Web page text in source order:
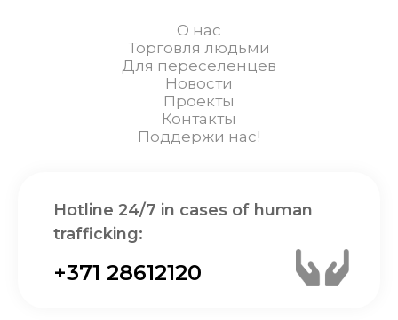
О нас
Торговля людьми
Для переселенцев
Новости
Проекты
Контакты
Поддержи нас!
Hotline 24/7 in cases of human
trafficking:
+371 28612120